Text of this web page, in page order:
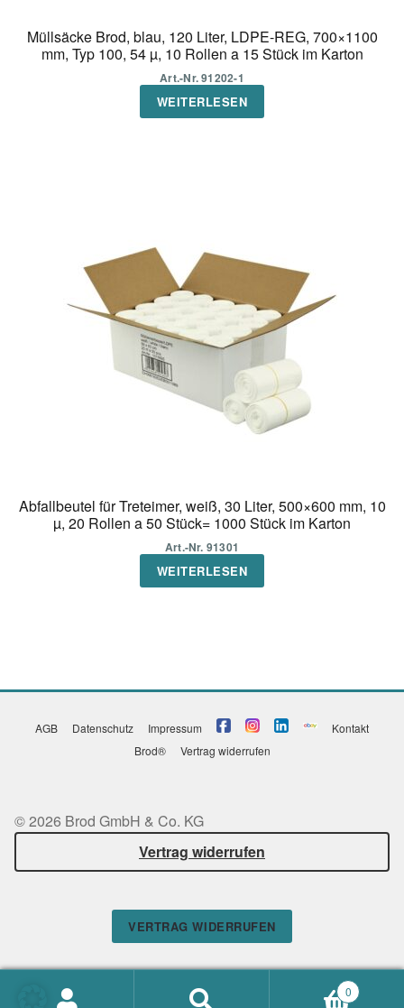
Müllsäcke Brod, blau, 120 Liter, LDPE-REG, 700×1100
mm, Typ 100, 54 µ, 10 Rollen a 15 Stück im Karton
Art.-Nr. 91202-1
WEITERLESEN
Abfallbeutel für Treteimer, weiß, 30 Liter, 500×600 mm, 10
µ, 20 Rollen a 50 Stück= 1000 Stück im Karton
Art.-Nr. 91301
WEITERLESEN
AGB Datenschutz Impressum
Kontakt
Brod®
Vertrag widerrufen
© 2026 Brod GmbH & Co. KG
Vertrag widerrufen
VERTRAG WIDERRUFEN
0